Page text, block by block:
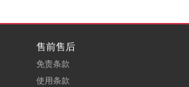
售前售后
免责条款
使用条款